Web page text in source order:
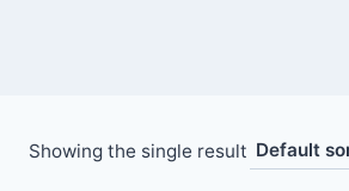
Showing the single result